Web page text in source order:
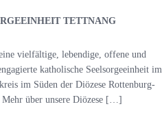
TETTNANG
vielfältige, lebendige, offene und
katholische Seelsorgeeinheit im
im Süden der Diözese Rottenburg-
über unsere Diözese […]